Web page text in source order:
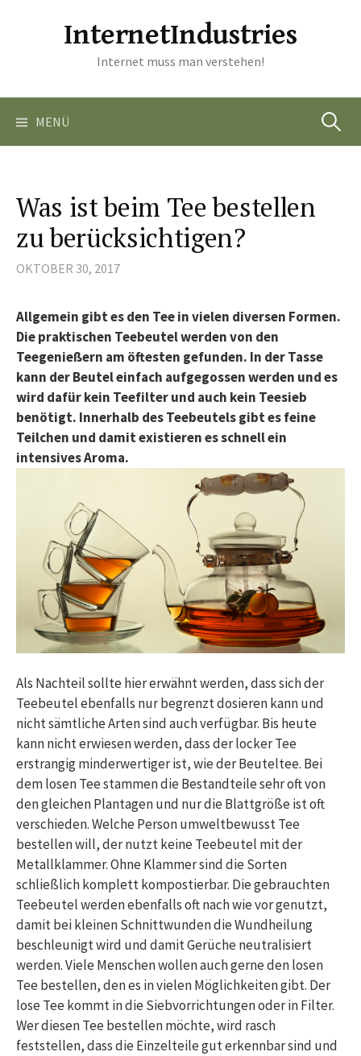
InternetIndustries
Internet muss man verstehen!
MENÜ Suchen
Was ist beim Tee bestellen
zu berücksichtigen?
OKTOBER 30, 2017
Allgemein gibt es den Tee in vielen diversen Formen.
Die praktischen Teebeutel werden von den
Teegenießern am öftesten gefunden. In der Tasse
kann der Beutel einfach aufgegossen werden und es
wird dafür kein Teefilter und auch kein Teesieb
benötigt. Innerhalb des Teebeutels gibt es feine
Teilchen und damit existieren es schnell ein
intensives Aroma.
Als Nachteil sollte hier erwähnt werden, dass sich der
Teebeutel ebenfalls nur begrenzt dosieren kann und
nicht sämtliche Arten sind auch verfügbar. Bis heute
kann nicht erwiesen werden, dass der locker Tee
erstrangig minderwertiger ist, wie der Beuteltee. Bei
dem losen Tee stammen die Bestandteile sehr oft von
den gleichen Plantagen und nur die Blattgröße ist oft
verschieden. Welche Person umweltbewusst Tee
bestellen will, der nutzt keine Teebeutel mit der
Metallklammer. Ohne Klammer sind die Sorten
schließlich komplett kompostierbar. Die gebrauchten
Teebeutel werden ebenfalls oft nach wie vor genutzt,
damit bei kleinen Schnittwunden die Wundheilung
beschleunigt wird und damit Gerüche neutralisiert
werden. Viele Menschen wollen auch gerne den losen
Tee bestellen, den es in vielen Möglichkeiten gibt. Der
lose Tee kommt in die Siebvorrichtungen oder in Filter.
Wer diesen Tee bestellen möchte, wird rasch
feststellen, dass die Einzelteile gut erkennbar sind und